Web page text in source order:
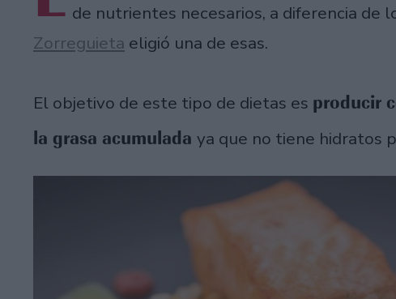
de nutrientes necesarios, a diferencia de
Zorreguieta eligió una de esas.
El objetivo de este tipo de dietas es producir
la grasa acumulada ya que no tiene hidratos